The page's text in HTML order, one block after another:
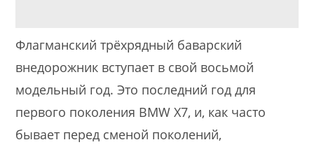
Флагманский трёхрядный баварский
внедорожник вступает в свой восьмой
модельный год. Это последний год для
первого поколения BMW X7, и, как часто
бывает перед сменой поколений,